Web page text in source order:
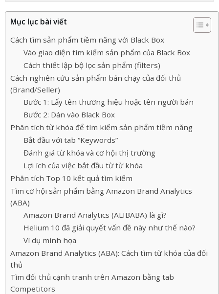
Mục lục bài viết
Cách tìm sản phẩm tiềm năng với Black Box
Vào giao diện tìm kiếm sản phẩm của Black Box
Cách thiết lập bộ lọc sản phẩm (filters)
Cách nghiên cứu sản phẩm bán chạy của đối thủ
(Brand/Seller)
Bước 1: Lấy tên thương hiệu hoặc tên người bán
Bước 2: Dán vào Black Box
Phân tích từ khóa để tìm kiếm sản phẩm tiềm năng
Bắt đầu với tab “Keywords”
Đánh giá từ khóa và cơ hội thị trường
Lợi ích của việc bắt đầu từ từ khóa
Phân tích Top 10 kết quả tìm kiếm
Tìm cơ hội sản phẩm bằng Amazon Brand Analytics
(ABA)
Amazon Brand Analytics (ALIBABA) là gì?
Helium 10 đã giải quyết vấn đề này như thế nào?
Ví dụ minh họa
Amazon Brand Analytics (ABA): Cách tìm từ khóa của đối
thủ
Tìm đối thủ cạnh tranh trên Amazon bằng tab
Competitors